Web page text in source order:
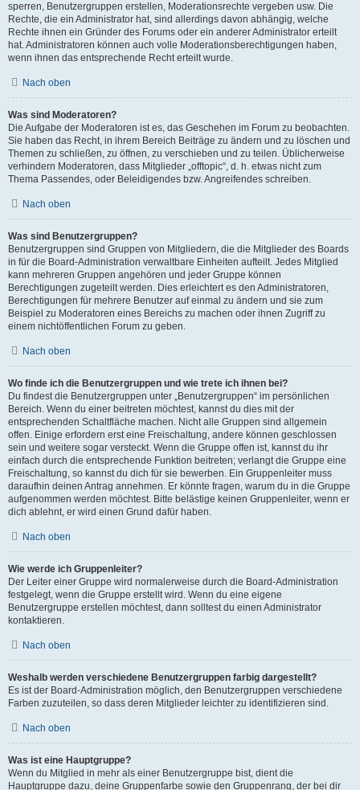
sperren, Benutzergruppen erstellen, Moderationsrechte vergeben usw. Die
Rechte, die ein Administrator hat, sind allerdings davon abhängig, welche
Rechte ihnen ein Gründer des Forums oder ein anderer Administrator erteilt
hat. Administratoren können auch volle Moderationsberechtigungen haben,
wenn ihnen das entsprechende Recht erteilt wurde.
Nach oben
Was sind Moderatoren?
Die Aufgabe der Moderatoren ist es, das Geschehen im Forum zu beobachten.
Sie haben das Recht, in ihrem Bereich Beiträge zu ändern und zu löschen und
Themen zu schließen, zu öffnen, zu verschieben und zu teilen. Üblicherweise
verhindern Moderatoren, dass Mitglieder „offtopic“, d. h. etwas nicht zum
Thema Passendes, oder Beleidigendes bzw. Angreifendes schreiben.
Nach oben
Was sind Benutzergruppen?
Benutzergruppen sind Gruppen von Mitgliedern, die die Mitglieder des Boards
in für die Board-Administration verwaltbare Einheiten aufteilt. Jedes Mitglied
kann mehreren Gruppen angehören und jeder Gruppe können
Berechtigungen zugeteilt werden. Dies erleichtert es den Administratoren,
Berechtigungen für mehrere Benutzer auf einmal zu ändern und sie zum
Beispiel zu Moderatoren eines Bereichs zu machen oder ihnen Zugriff zu
einem nichtöffentlichen Forum zu geben.
Nach oben
Wo finde ich die Benutzergruppen und wie trete ich ihnen bei?
Du findest die Benutzergruppen unter „Benutzergruppen“ im persönlichen
Bereich. Wenn du einer beitreten möchtest, kannst du dies mit der
entsprechenden Schaltfläche machen. Nicht alle Gruppen sind allgemein
offen. Einige erfordern erst eine Freischaltung, andere können geschlossen
sein und weitere sogar versteckt. Wenn die Gruppe offen ist, kannst du ihr
einfach durch die entsprechende Funktion beitreten; verlangt die Gruppe eine
Freischaltung, so kannst du dich für sie bewerben. Ein Gruppenleiter muss
daraufhin deinen Antrag annehmen. Er könnte fragen, warum du in die Gruppe
aufgenommen werden möchtest. Bitte belästige keinen Gruppenleiter, wenn er
dich ablehnt, er wird einen Grund dafür haben.
Nach oben
Wie werde ich Gruppenleiter?
Der Leiter einer Gruppe wird normalerweise durch die Board-Administration
festgelegt, wenn die Gruppe erstellt wird. Wenn du eine eigene
Benutzergruppe erstellen möchtest, dann solltest du einen Administrator
kontaktieren.
Nach oben
Weshalb werden verschiedene Benutzergruppen farbig dargestellt?
Es ist der Board-Administration möglich, den Benutzergruppen verschiedene
Farben zuzuteilen, so dass deren Mitglieder leichter zu identifizieren sind.
Nach oben
Was ist eine Hauptgruppe?
Wenn du Mitglied in mehr als einer Benutzergruppe bist, dient die
Hauptgruppe dazu, deine Gruppenfarbe sowie den Gruppenrang, der bei dir